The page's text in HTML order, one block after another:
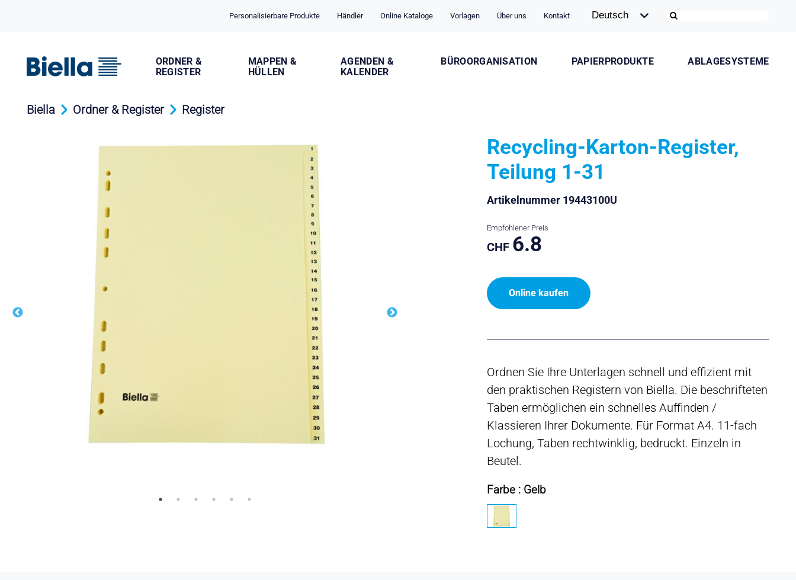
Personalisierbare Produkte Händler Online Kataloge Vorlagen Über uns Kontakt
PAPIERPRODUKTE ABLAGESYSTEME
BÜROORGANISATION
ORDNER &
REGISTER
MAPPEN &
HÜLLEN
AGENDEN &
KALENDER
Biella Ordner & Register Register
Recycling-Karton-Register,
Teilung 1-31
Artikelnummer 19443100U
Empfohlener Preis
CHF 6.8
Online kaufen
Ordnen Sie Ihre Unterlagen schnell und effizient mit
den praktischen Registern von Biella. Die beschrifteten
Taben ermöglichen ein schnelles Auffinden /
Klassieren Ihrer Dokumente. Für Format A4. 11-fach
Lochung, Taben rechtwinklig, bedruckt. Einzeln in
Beutel.
Farbe : Gelb